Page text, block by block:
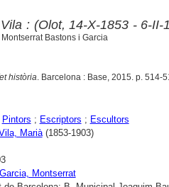
: (Olot, 14-X-1853 - 6-
Bastons i Garcia
història. Barcelona : Base, 2015. p. 514-
Pintors ; Escriptors ; Escultors
Marià(1853-1903)
Montserrat